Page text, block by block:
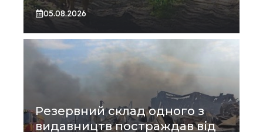
05.08.2026
Резервний склад одного з
видавництв постраждав від